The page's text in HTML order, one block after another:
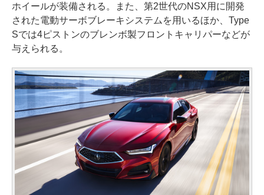
ホイールが装備される。また、第2世代のNSX用に開発
された電動サーボブレーキシステムを用いるほか、Type
Sでは4ピストンのブレンボ製フロントキャリパーなどが
与えられる。